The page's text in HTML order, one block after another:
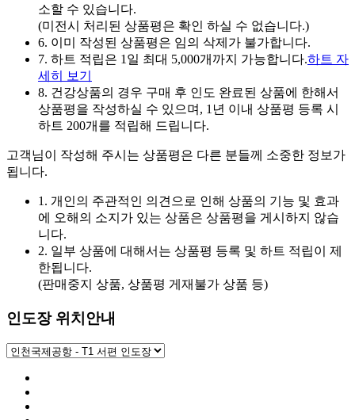
소할 수 있습니다.
(미전시 처리된 상품평은 확인 하실 수 없습니다.)
6. 이미 작성된 상품평은 임의 삭제가 불가합니다.
7. 하트 적립은 1일 최대 5,000개까지 가능합니다.하트 자
세히 보기
8. 건강상품의 경우 구매 후 인도 완료된 상품에 한해서
상품평을 작성하실 수 있으며, 1년 이내 상품평 등록 시
하트 200개를 적립해 드립니다.
고객님이 작성해 주시는 상품평은 다른 분들께 소중한 정보가
됩니다.
1. 개인의 주관적인 의견으로 인해 상품의 기능 및 효과
에 오해의 소지가 있는 상품은 상품평을 게시하지 않습
니다.
2. 일부 상품에 대해서는 상품평 등록 및 하트 적립이 제
한됩니다.
(판매중지 상품, 상품평 게재불가 상품 등)
인도장 위치안내